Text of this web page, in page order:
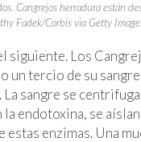
Cangrejos herradura están
Fadek/Corbis via Getty
siguiente. Los
un tercio de su
sangre se
endotoxina, se
estas enzimas. Una